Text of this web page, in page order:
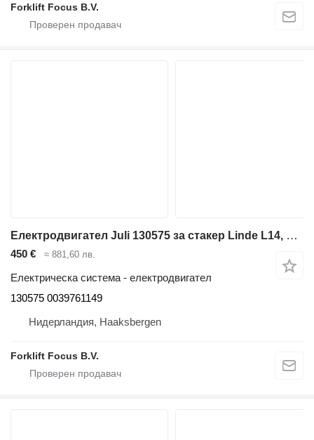
Forklift Focus B.V.
Електродвигател Juli 130575 за стакер Linde L14, Series 1173
450 € ≈ 881,60 лв.
Електрическа система - електродвигател
130575 0039761149
Нидерландия, Haaksbergen
Forklift Focus B.V.